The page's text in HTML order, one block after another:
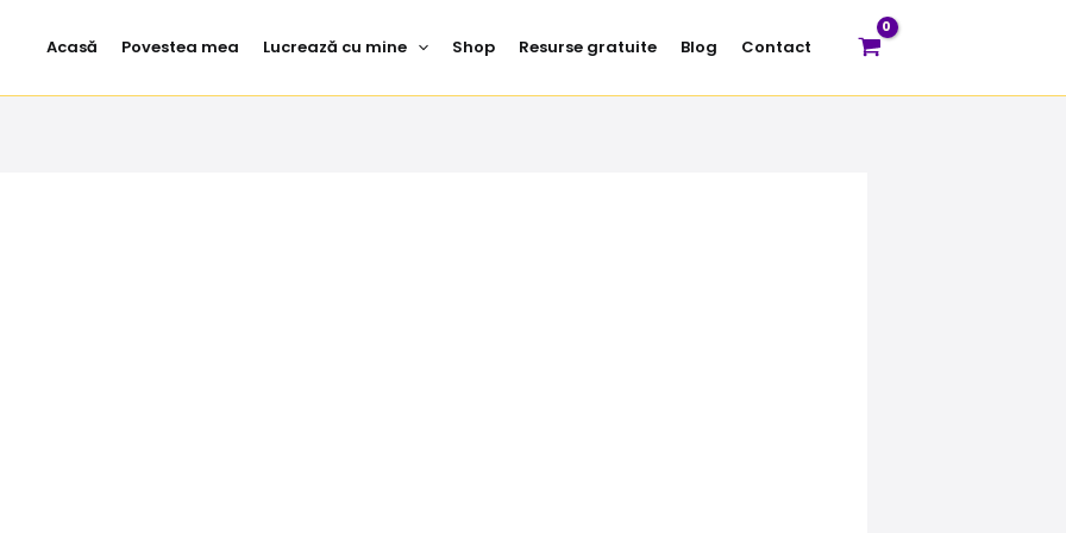
Acasă Povestea mea Lucrează cu mine Shop Resurse gratuite Blog Contact